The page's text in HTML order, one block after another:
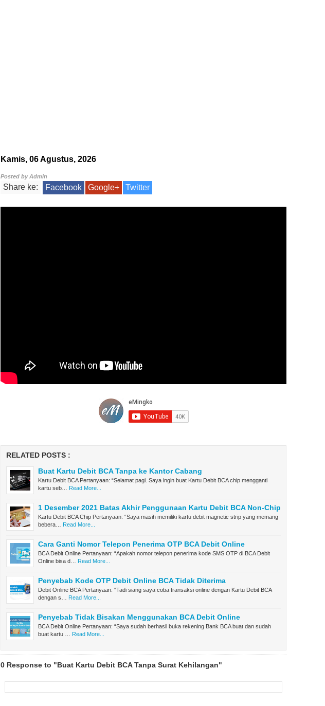
Kamis, 06 Agustus, 2026
Posted byAdmin
Share ke: Facebook Google+ Twitter
RELATED POSTS :
Buat Kartu Debit BCA Tanpa ke Kantor Cabang
Kartu Debit BCA Pertanyaan: “Selamat pagi. Saya ingin buat Kartu Debit BCA chip mengganti
kartu seb…
Read More...
1 Desember 2021 Batas Akhir Penggunaan Kartu Debit BCA Non-Chip
Kartu Debit BCA Chip Pertanyaan: “Saya masih memiliki kartu debit magnetic strip yang memang
bebera…
Read More...
Cara Ganti Nomor Telepon Penerima OTP BCA Debit Online
BCA Debit Online Pertanyaan: “Apakah nomor telepon penerima kode SMS OTP di BCA Debit
Online bisa d…
Read More...
Penyebab Kode OTP Debit Online BCA Tidak Diterima
Debit Online BCA Pertanyaan: “Tadi siang saya coba transaksi online dengan Kartu Debit BCA
dengan s…
Read More...
Penyebab Tidak Bisakan Menggunakan BCA Debit Online
BCA Debit Online Pertanyaan: “Saya sudah berhasil buka rekening Bank BCA buat dan sudah
buat kartu …
Read More...
0 Response to "Buat Kartu Debit BCA Tanpa Surat Kehilangan"